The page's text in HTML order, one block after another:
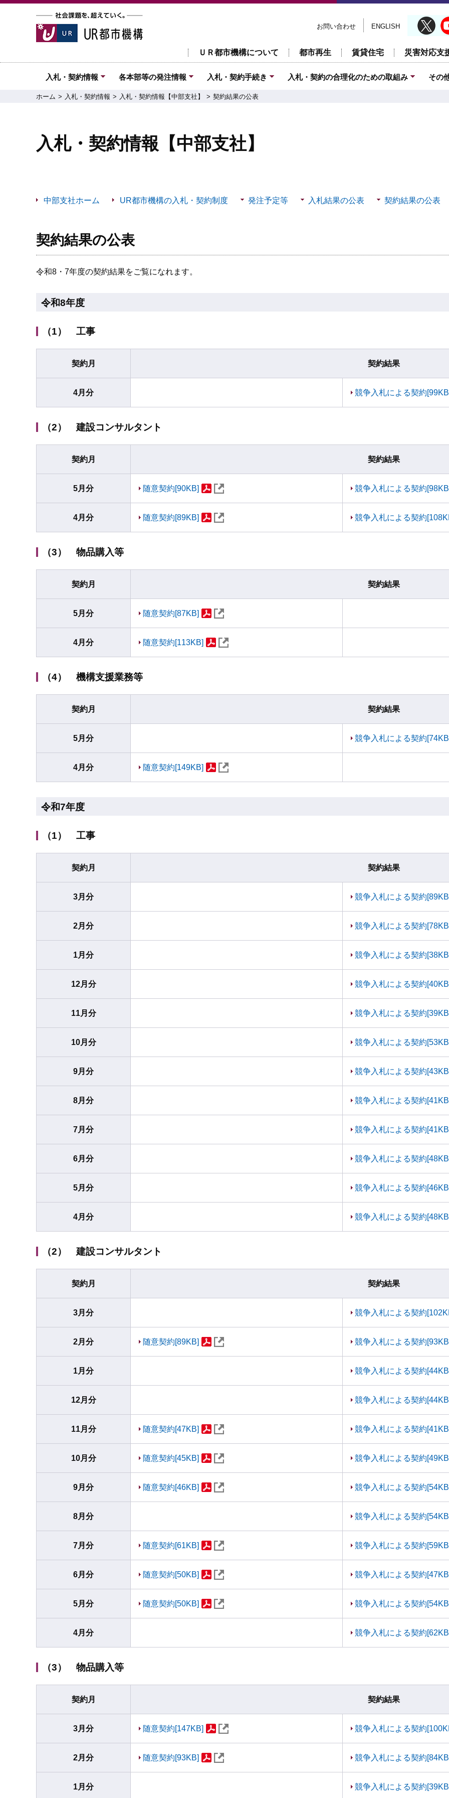
お問い合わせ ENGLISH
ＵＲ都市機構について 都市再生 賃貸住宅 災害対応支
入札・契約情報 各本部等の発注情報 入札・契約手続き 入札・契約の合理化のための取組み その
ホーム 入札・契約情報 入札・契約情報【中部支社】 契約結果の公表
入札・契約情報【中部支社】
中部支社ホーム UR都市機構の入札・契約制度 発注予定等 入札結果の公表 契約結果の公表
契約結果の公表
令和8・7年度の契約結果をご覧になれます。
令和8年度
（1） 工事
契約月 契約結果
4月分 競争入札による契約
（2） 建設コンサルタント
契約月 契約結果
5月分 随意契約[90KB] 競争入札による契約
4月分 随意契約[89KB] 競争入札による契約
（3） 物品購入等
契約月 契約結果
5月分 随意契約[87KB]
4月分 随意契約[113KB]
（4） 機構支援業務等
契約月 契約結果
5月分 競争入札による契約
4月分 随意契約[149KB]
令和7年度
（1） 工事
契約月 契約結果
3月分 競争入札による契約
2月分 競争入札による契約
1月分 競争入札による契約
12月分 競争入札による契約
11月分 競争入札による契約
10月分 競争入札による契約
9月分 競争入札による契約
8月分 競争入札による契約
7月分 競争入札による契約
6月分 競争入札による契約
5月分 競争入札による契約
4月分 競争入札による契約
（2） 建設コンサルタント
契約月 契約結果
3月分 競争入札による契約
2月分 随意契約[89KB] 競争入札による契約
1月分 競争入札による契約
12月分 競争入札による契約
11月分 随意契約[47KB] 競争入札による契約
10月分 随意契約[45KB] 競争入札による契約
9月分 随意契約[46KB] 競争入札による契約
8月分 競争入札による契約
7月分 随意契約[61KB] 競争入札による契約
6月分 随意契約[50KB] 競争入札による契約
5月分 随意契約[50KB] 競争入札による契約
4月分 競争入札による契約
（3） 物品購入等
契約月 契約結果
3月分 随意契約[147KB] 競争入札による契約
2月分 随意契約[93KB] 競争入札による契約
1月分 競争入札による契約